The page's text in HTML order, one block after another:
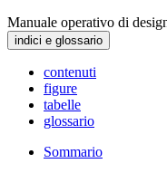
Manuale operativo di
indici e glossario
contenuti
figure
tabelle
glossario
Sommario